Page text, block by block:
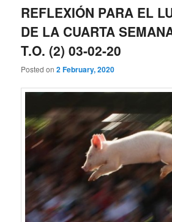
REFLEXIÓN PARA EL
DE LA CUARTA
T.O. (2) 03-02-20
Posted on2 February, 2020